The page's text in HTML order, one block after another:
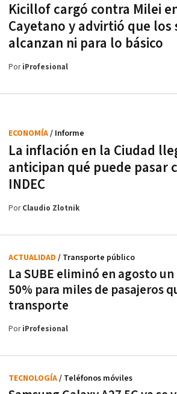
Kicillof cargó contra Milei
Cayetano y advirtió que los
alcanzan ni para lo básico
PoriProfesional
La inflación en la Ciudad
anticipan qué puede pasar
INDEC
ECONOMÍA/ Informe
PorClaudio Zlotnik
La SUBE eliminó en agosto
50% para miles de pasajeros
transporte
ACTUALIDAD / Transporte público
PoriProfesional
TECNOLOGÍA/ Teléfonos móviles